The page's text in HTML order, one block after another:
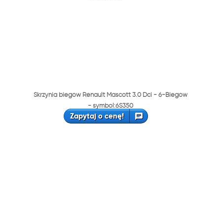
Skrzynia biegów Renault Mascott 3.0 Dci - 6-Biegów
- symbol:6S350
Zapytaj o cenę!